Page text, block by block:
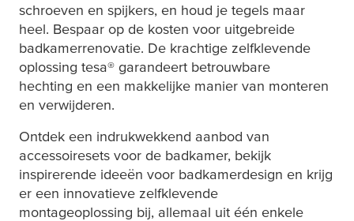
schroeven en spijkers, en houd je tegels maar
heel. Bespaar op de kosten voor uitgebreide
badkamerrenovatie. De krachtige zelfklevende
oplossing tesa® garandeert betrouwbare
hechting en een makkelijke manier van monteren
en verwijderen.
Ontdek een indrukwekkend aanbod van
accessoiresets voor de badkamer, bekijk
inspirerende ideeën voor badkamerdesign en krijg
er een innovatieve zelfklevende
montageoplossing bij, allemaal uit één enkele